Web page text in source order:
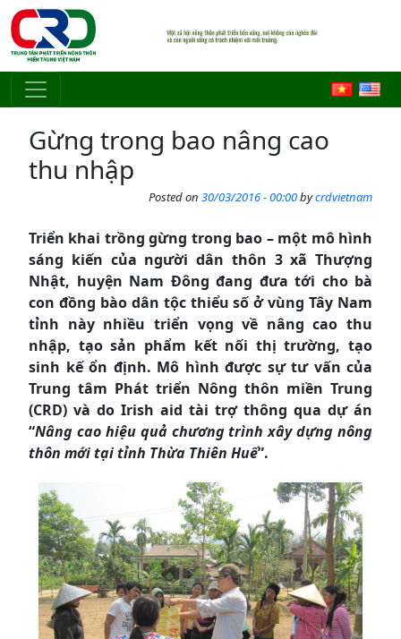
Skip to main content
Gừng trong bao nâng cao
thu nhập
Posted on 30/03/2016 - 00:00bycrdvietnam
Triển khai trồng gừng trong bao – một mô hình
sáng kiến của người dân thôn 3 xã Thượng
Nhật, huyện Nam Đông đang đưa tới cho bà
con đồng bào dân tộc thiểu số ở vùng Tây Nam
tỉnh này nhiều triển vọng về nâng cao thu
nhập, tạo sản phẩm kết nối thị trường, tạo
sinh kế ổn định. Mô hình được sự tư vấn của
Trung tâm Phát triển Nông thôn miền Trung
(CRD) và do Irish aid tài trợ thông qua dự án
“Nâng cao hiệu quả chương trình xây dựng nông
thôn mới tại tỉnh Thừa Thiên Huế”.